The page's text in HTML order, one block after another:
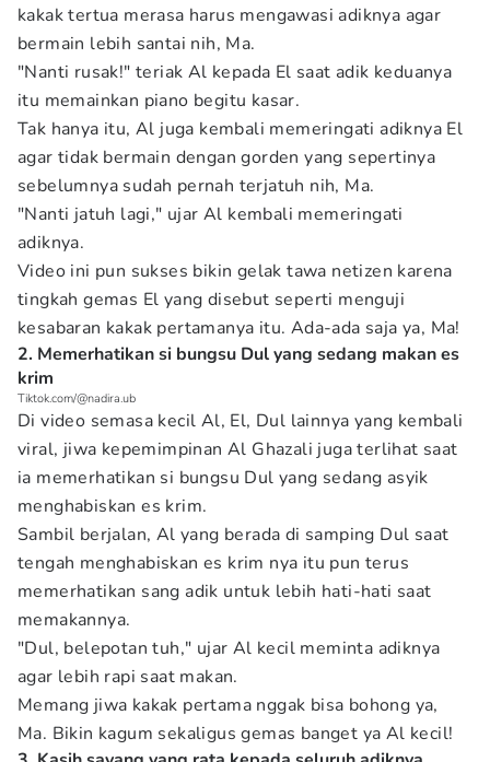
kakak tertua merasa harus mengawasi adiknya agar
bermain lebih santai nih, Ma.
"Nanti rusak!" teriak Al kepada El saat adik keduanya
itu memainkan piano begitu kasar.
Tak hanya itu, Al juga kembali memeringati adiknya El
agar tidak bermain dengan gorden yang sepertinya
sebelumnya sudah pernah terjatuh nih, Ma.
"Nanti jatuh lagi," ujar Al kembali memeringati
adiknya.
Video ini pun sukses bikin gelak tawa netizen karena
tingkah gemas El yang disebut seperti menguji
kesabaran kakak pertamanya itu. Ada-ada saja ya, Ma!
2. Memerhatikan si bungsu Dul yang sedang makan es
krim
Tiktok.com/@nadira.ub
Di video semasa kecil Al, El, Dul lainnya yang kembali
viral, jiwa kepemimpinan Al Ghazali juga terlihat saat
ia memerhatikan si bungsu Dul yang sedang asyik
menghabiskan es krim.
Sambil berjalan, Al yang berada di samping Dul saat
tengah menghabiskan es krim nya itu pun terus
memerhatikan sang adik untuk lebih hati-hati saat
memakannya.
"Dul, belepotan tuh," ujar Al kecil meminta adiknya
agar lebih rapi saat makan.
Memang jiwa kakak pertama nggak bisa bohong ya,
Ma. Bikin kagum sekaligus gemas banget ya Al kecil!